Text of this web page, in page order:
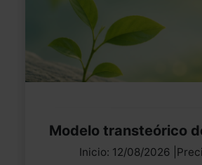
Modelo transteórico
Inicio: 12/08/2026